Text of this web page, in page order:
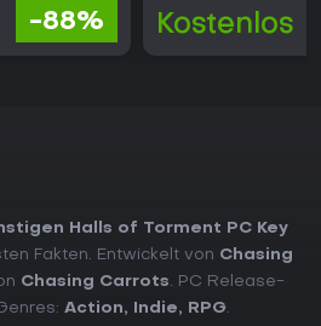
-88% Kostenlos
Halls of Torment PC Key
Fakten. Entwickelt von Chasing
Chasing Carrots. PC Release-
Action, Indie, RPG.